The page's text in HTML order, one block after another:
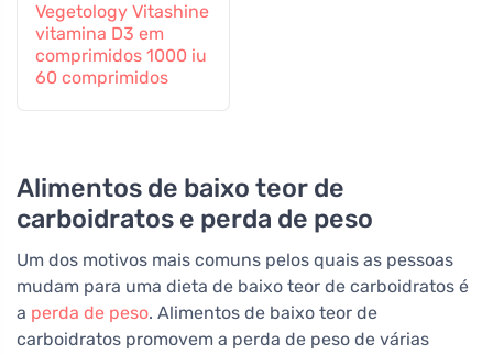
Vegetology Vitashine
vitamina D3 em
comprimidos 1000 iu
60 comprimidos
Alimentos de baixo teor de
carboidratos e perda de peso
Um dos motivos mais comuns pelos quais as pessoas
mudam para uma dieta de baixo teor de carboidratos é
a perda de peso. Alimentos de baixo teor de
carboidratos promovem a perda de peso de várias